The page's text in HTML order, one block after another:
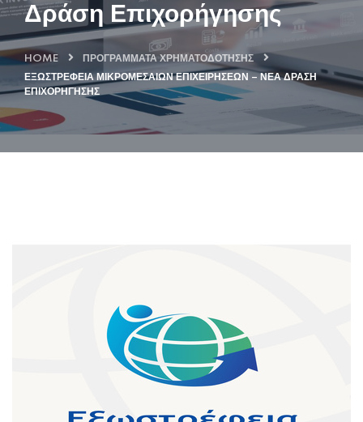
Δράση Επιχορήγησης
HOME
ΠΡΟΓΡΆΜΜΑΤΑ ΧΡΗΜΑΤΟΔΌΤΗΣΗΣ
ΕΞΩΣΤΡΈΦΕΙΑ ΜΙΚΡΟΜΕΣΑΊΩΝ ΕΠΙΧΕΙΡΉΣΕΩΝ – ΝΈΑ ΔΡΆΣΗ
ΕΠΙΧΟΡΉΓΗΣΗΣ